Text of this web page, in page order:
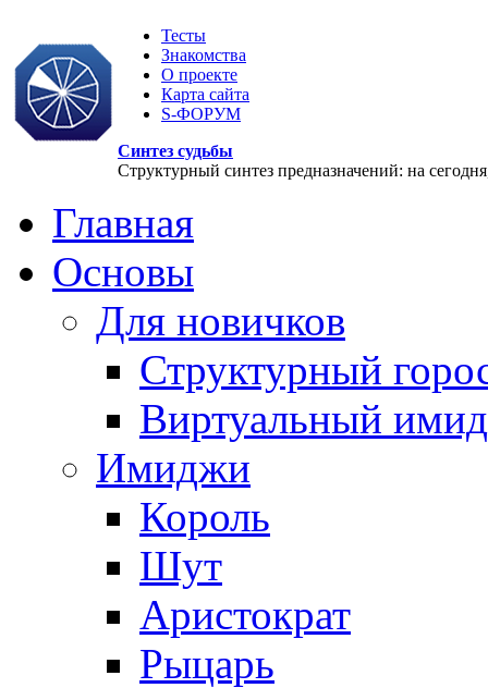
Тесты
Знакомства
О проекте
Карта сайта
S-ФОРУМ
Синтез судьбы
Структурный синтез предназначений: на
Главная
Основы
Для новичков
Структурный
Виртуальный
Имиджи
Король
Шут
Аристократ
Рыцарь